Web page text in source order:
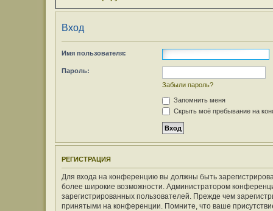
Вход
Имя пользователя:
Пароль:
Забыли пароль?
Запомнить меня
Скрыть моё пребывание на
РЕГИСТРАЦИЯ
Для входа на конференцию вы должны быть
более широкие возможности. Администратором
зарегистрированных пользователей. Прежде чем
принятыми на конференции. Помните, что ваше